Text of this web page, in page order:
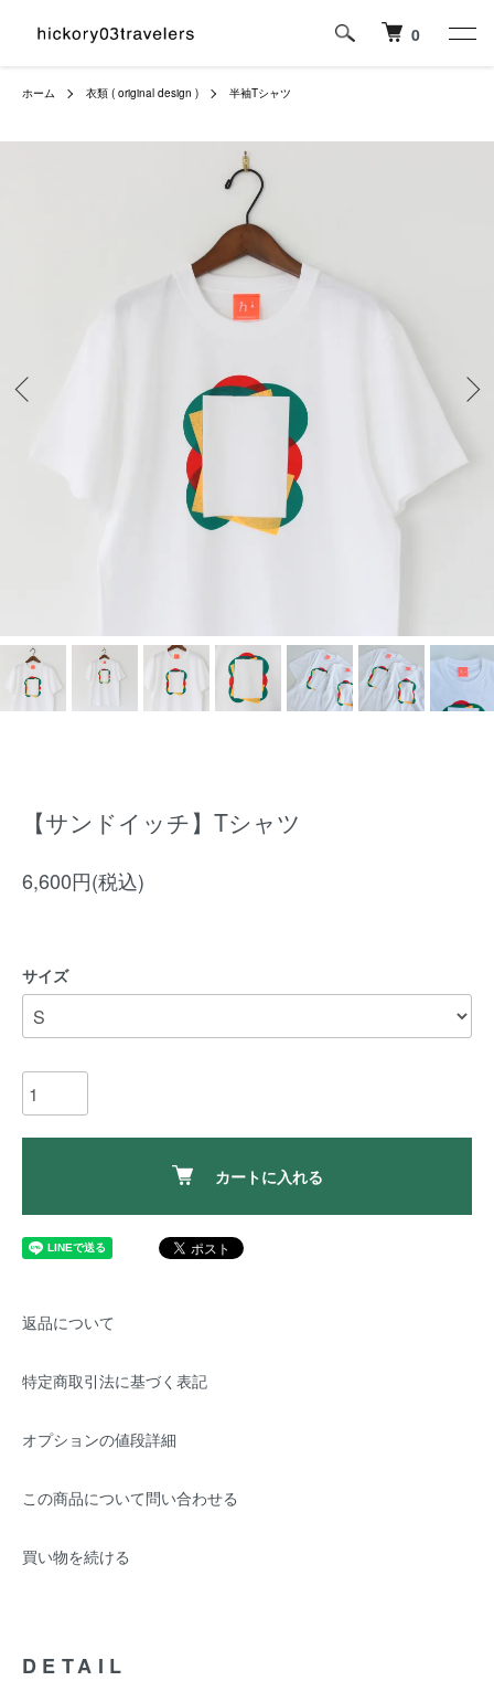
0
ホーム 衣類 ( original design ) 半袖Tシャツ
【サンドイッチ】Tシャツ
6,600円(税込)
サイズ
カートに入れる
返品について
特定商取引法に基づく表記
オプションの値段詳細
この商品について問い合わせる
買い物を続ける
DETAIL